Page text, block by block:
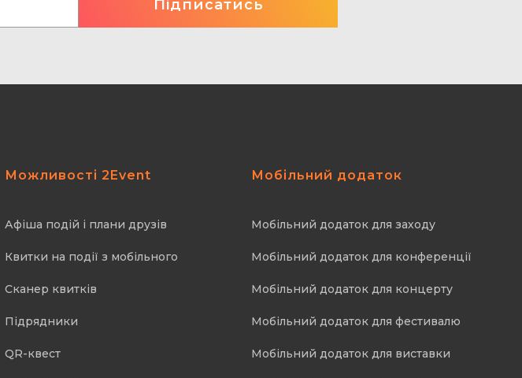
Можливості 2Event
Афіша подій і плани друзів
Квитки на події з мобільного
Cканер квитків
Підрядники
QR-квест
Мобільний додаток
Мобільний додаток для заходу
Мобільний додаток для конференції
Мобільний додаток для концерту
Мобільний додаток для фестивалю
Мобільний додаток для виставки